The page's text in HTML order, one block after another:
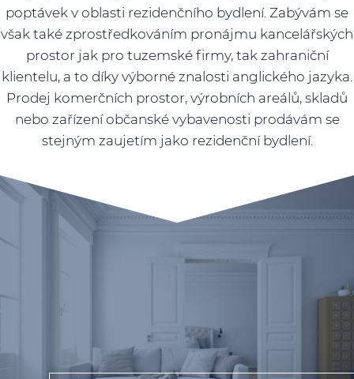
poptávek v oblasti rezidenčního bydlení. Zabývám se
však také zprostředkováním pronájmu kancelářských
prostor jak pro tuzemské firmy, tak zahraniční
klientelu, a to díky výborné znalosti anglického jazyka.
Prodej komerčních prostor, výrobních areálů, skladů
nebo zařízení občanské vybavenosti prodávám se
stejným zaujetím jako rezidenční bydlení.